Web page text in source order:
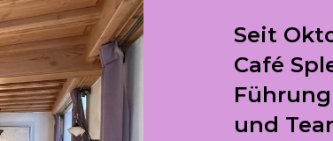
Seit
Café
und